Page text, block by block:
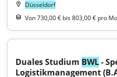
Düsseldorf
Von 730,00 € bis 803,00 € pro
Duales Studium BWL -
Logistikmanagement